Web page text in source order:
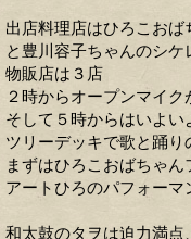
出店料理店はひろこお
と豊川容子ちゃんのシケ
物販店は３店
２時からオープンマイク
そして５時からはいよい
ツリーデッキで歌と踊り
まずはひろこおばちゃん
アートひろのパフォー
和太鼓のタヲは迫力満